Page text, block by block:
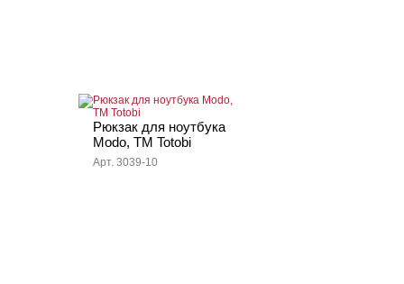
Рюкзак для ноутбука
Modo, TM Totobi
Арт. 3039-10